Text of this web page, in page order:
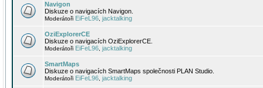
Navigon
Diskuze o navigacích Navigon.
Moderátoři EiFeL96 jacktalking
OziExplorerCE
Diskuze o navigacích OziExplorerCE.
Moderátoři EiFeL96 jacktalking
SmartMaps
Diskuze o navigacích SmartMaps společnosti PLAN Studio.
Moderátoři EiFeL96 jacktalking